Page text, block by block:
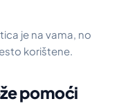
je na vama, no
korištene.
pomoći